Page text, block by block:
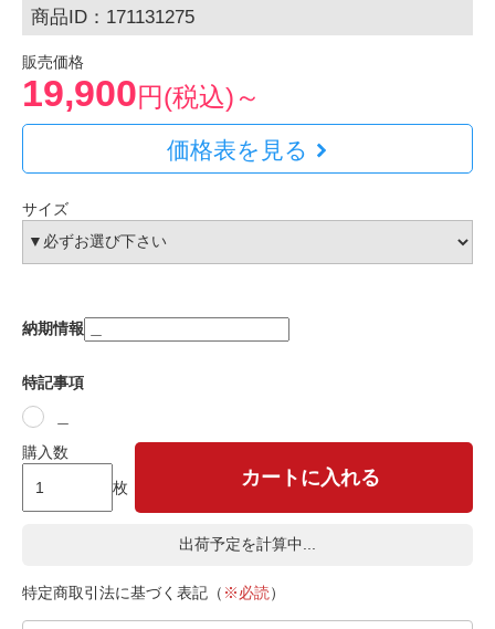
商品ID：171131275
販売価格
19,900円(税込)～
価格表を見る
サイズ
納期情報
特記事項
購入数
枚
カートに入れる
出荷予定を計算中...
特定商取引法に基づく表記（ ※必読）